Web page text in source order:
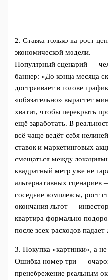
2. Ставка только на рост
экономической модели.
Популярный сценарий —
баннер: «До конца месяца
достраивает в голове
«обязательно» вырастет
хватит, чтобы перекрыть
ещё заработать. В
всё чаще ведёт себя
ставок и маркетинговых
смещаться между
квадратный метр уже не
альтернативных сценариев
соседние комплексы, рост
окончания льгот —
квартира формально
после всех расходов
3. Покупка «картинки», а
Ошибка номер три —
пренебрежение реальным